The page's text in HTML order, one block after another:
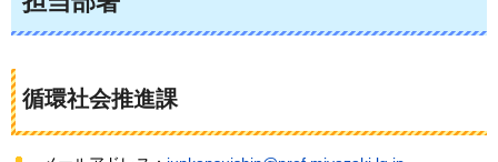
循環社会推進課